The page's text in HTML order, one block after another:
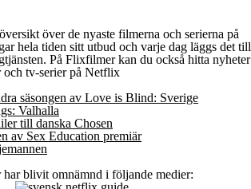
över de nyaste filmerna och serierna på
hela tiden sitt utbud och varje dag läggs det till
På Flixfilmer kan du också hitta nyheter
tv-serier på Netflix
säsongen av Love is Blind: Sverige
Valhalla
till danska Chosen
av Sex Education premiär
blivit omnämnd i följande medier: